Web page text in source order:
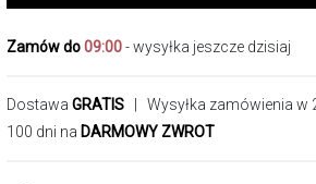
Zamów do09:00- wysyłka jeszcze dzisiaj
Dostawa GRATIS | Wysyłka zamówienia w
100 dni na DARMOWY ZWROT